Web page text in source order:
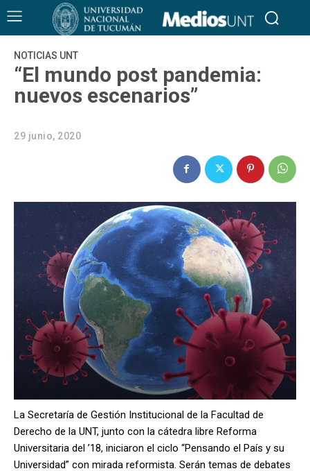
NOTICIAS UNT
“El mundo post pandemia:
nuevos escenarios”
29 junio, 2020
La Secretaría de Gestión Institucional de la Facultad de
Derecho de la UNT, junto con la cátedra libre Reforma
Universitaria del ’18, iniciaron el ciclo “Pensando el País y su
Universidad” con mirada reformista. Serán temas de debates